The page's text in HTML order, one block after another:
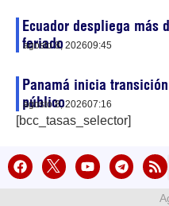
Ecuador despliega más
feriado
agosto 8, 202609:45
Panamá inicia
público
agosto 8, 202607:16
[bcc_tasas_selector]